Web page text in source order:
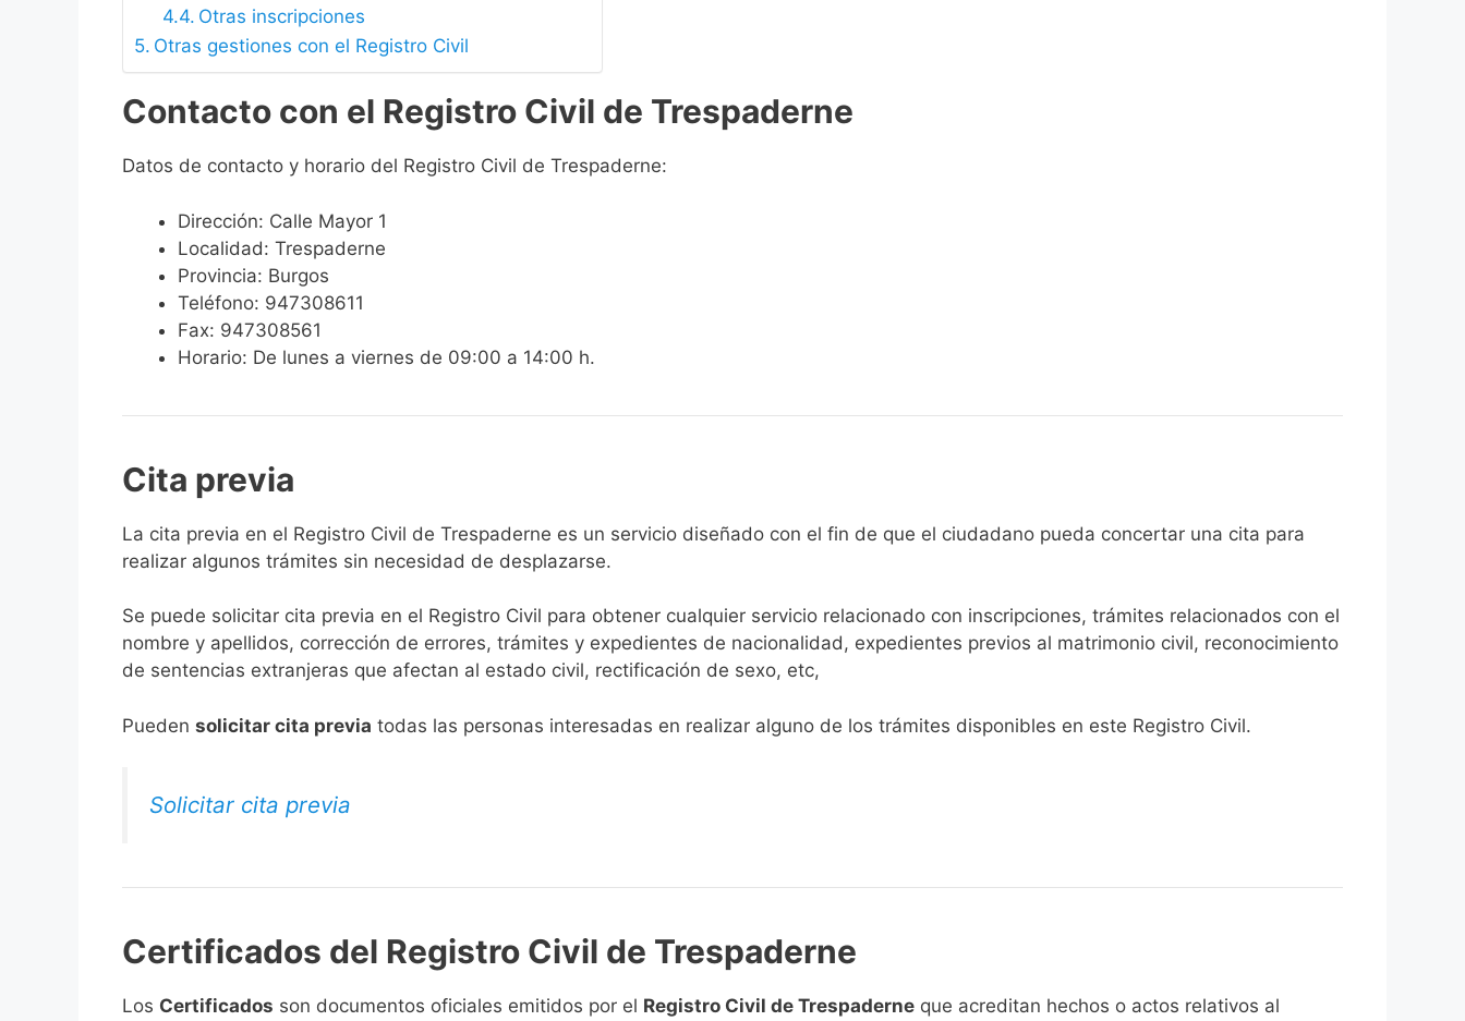
Otras inscripciones
Otras gestiones con el Registro Civil
Contacto con el Registro Civil de Trespaderne
Datos de contacto y horario del Registro Civil de Trespaderne:
Dirección: Calle Mayor 1
Localidad: Trespaderne
Provincia: Burgos
Teléfono: 947308611
Fax: 947308561
Horario: De lunes a viernes de 09:00 a 14:00 h.
Cita previa
​​​​​​​​​​​​​​​​​​​​​​​​​​​​La cita previa en el Registro Civil de Trespaderne es un servicio diseñado con el fin de que el ciudadano pueda concertar una cita para
realizar algunos trámites sin necesidad de desplazarse.​
Se puede solicitar cita previa en el Registro Civil para obtener cualquier servicio relacionado con inscripciones, trámites relacionados con el
nombre y apellidos, corrección de errores, trámites y expedientes de nacionalidad, expedientes previos al matrimonio civil, reconocimiento
de sentencias extranjeras que afectan al estado civil, rectificación de sexo, etc,
​Pueden solicitar cita previa todas las personas interesadas en realizar alguno de los trámites disponibles en este Registro Civil.​
Solicitar cita previa
Certificados del Registro Civil de Trespaderne
Los Certificados son documentos oficiales emitidos por el Registro Civil de Trespaderne que acreditan hechos o actos relativos al